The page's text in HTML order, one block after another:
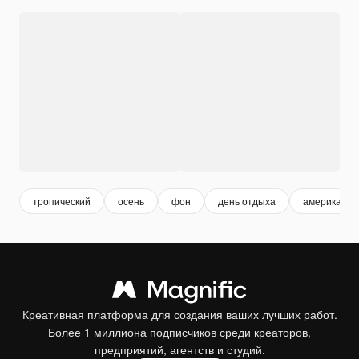
тропический осень фон день отдыха
Креативная платформа для создания ваших лучших работ.
Более 1 миллиона подписчиков среди креаторов,
предприятий, агентств и студий.